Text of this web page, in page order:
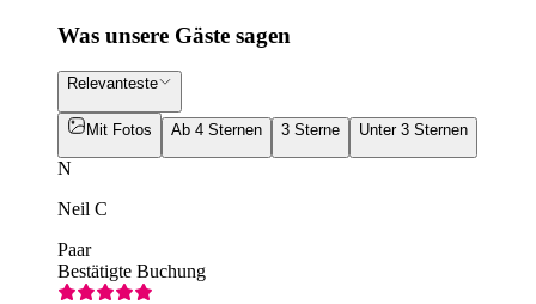
Was unsere Gäste sagen
Relevanteste
Mit Fotos Ab 4 Sternen 3 Sterne Unter 3 Sternen
N
Neil C
Paar
Bestätigte Buchung